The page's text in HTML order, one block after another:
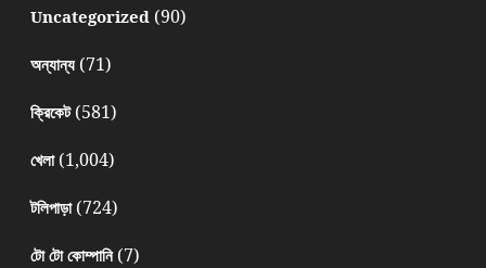
Uncategorized(90)
অন্যান্য(71)
ক্রিকেট(581)
খেলা(1,004)
টলিপাড়া(724)
টো টো কোম্পানি(7)